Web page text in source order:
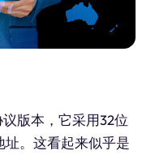
版本，它采用32位
。这看起来似乎是